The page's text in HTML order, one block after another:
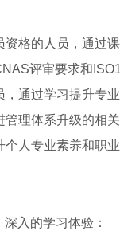
格的人员，通过
评审要求和
通过学习提升专业
理体系升级的相关
个人专业素养和职
入的学习体验：